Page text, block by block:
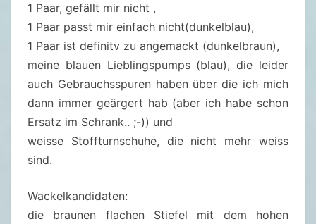
R
A
U
F
R
Ä
H
1 Paar, gefällt mir nicht ,
1 Paar passt mir einfach nicht(dunkelblau),
1 Paar ist definitv zu angemackt (dunkelbraun),
meine blauen Lieblingspumps (blau), die leider
auch Gebrauchsspuren haben über die ich mich
dann immer geärgert hab (aber ich habe schon
Ersatz im Schrank.. ;-)) und
weisse Stoffturnschuhe, die nicht mehr weiss
sind.
Wackelkandidaten:
die braunen flachen Stiefel mit dem hohen